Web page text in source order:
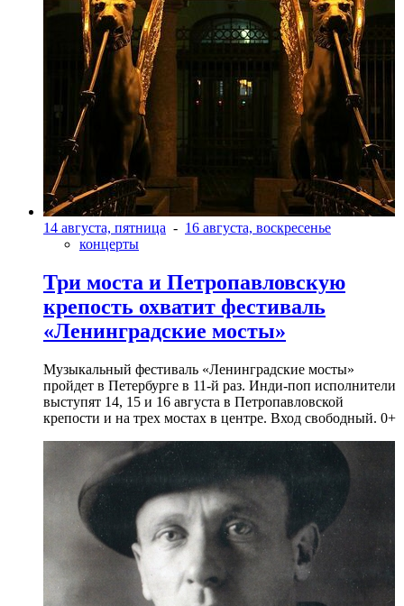
14 августа, пятница - 16 августа, воскресенье
концерты
Три моста и Петропавловскую
крепость охватит фестиваль
«Ленинградские мосты»
Музыкальный фестиваль «Ленинградские мосты»
пройдет в Петербурге в 11-й раз. Инди-поп исполнители
выступят 14, 15 и 16 августа в Петропавловской
крепости и на трех мостах в центре. Вход свободный. 0+